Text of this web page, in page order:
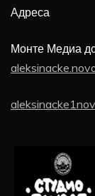
Адреса
Монте Медиа